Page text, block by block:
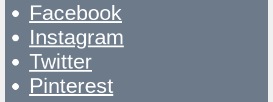
Facebook
Instagram
Twitter
Pinterest